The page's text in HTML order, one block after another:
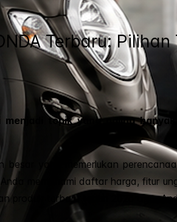
Terbaru:
topik yang paling
besar yang memerlukan
memahami daftar harga, fitur
produk terbaru tahun 2026 agar